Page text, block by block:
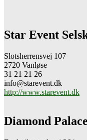
Star Event
Slotsherrensvej 107
2720 Vanløse
31 21 21 26
info@starevent.dk
http://www.starevent.dk
Diamond Palace